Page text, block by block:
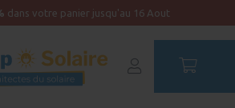
dans votre panier jusqu'au 16 Aout